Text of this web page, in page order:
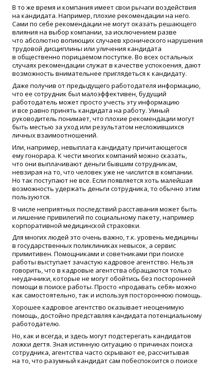
В то же время и компания имеет свои рычаги воздействия
на кандидата. Например, плохие рекомендации на него.
Сами по себе рекомендации не могут оказать решающего
влияния на выбор компании, за исключением разве
что абсолютно вопиющих случаев хронического нарушения
трудовой дисциплины или уличения кандидата
в общественно порицаемом поступке. Во всех остальных
случаях рекомендации служат в качестве успокоения, дают
возможность внимательнее приглядеться к кандидату.
Даже получив от предыдущего работодателя информацию,
что ее сотрудник был малоэффективен, будущий
работодатель может просто учесть эту информацию
и все равно принять кандидата на работу. Умный
руководитель понимает, что плохие рекомендации могут
быть местью за уход или результатом несложившихся
личных взаимоотношений.
Или, например, невыплата кандидату причитающегося
ему гонорара. К чести многих компаний можно сказать,
что они выплачивают деньги бывшим сотрудникам,
невзирая на то, что человек уже не числится в компании.
Но так поступают не все. Если появляется хоть малейшая
возможность удержать деньги сотрудника, то обычно этим
пользуются.
В числе неприятных последствий расставания может быть
и лишение привилегий по социальному пакету, например
корпоративной медицинской страховки.
Для многих людей это очень важно, т.к. уровень медицины
в государственных поликлиниках невысок, а сервис
примитивен. Помощниками и советниками при поиске
работы выступает зачастую кадровое агентство. Нельзя
говорить, что в кадровые агентства обращаются только
неудачники, которые не могут обойтись без посторонней
помощи в поиске работы. Просто «продавать себя» можно
как самостоятельно, так и используя постороннюю помощь.
Хорошее кадровое агентство оказывает неоценимую
помощь, достойно представляя кандидата потенциальному
работодателю.
Но, как и всегда, и здесь могут подстерегать кандидатов
ложки дегтя. Зная истинную ситуацию о причинах поиска
сотрудника, агентства часто скрывают ее, рассчитывая
на то, что разумный кандидат сам побеспокоится о поиске